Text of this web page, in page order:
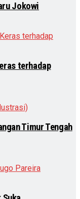
Jokowi
terhadap
Timur Tengah